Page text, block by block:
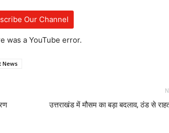
Our Channel
was a YouTube error.
News
उत्तराखंड में मौसम का बड़ा बदलाव, ठंड से